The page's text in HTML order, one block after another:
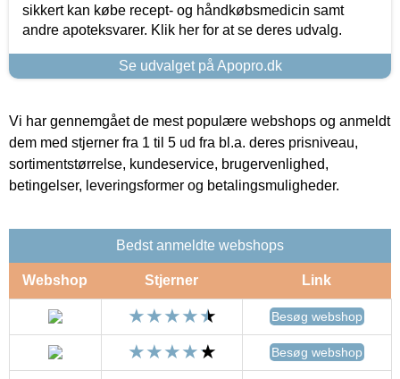
sikkert kan købe recept- og håndkøbsmedicin samt
andre apoteksvarer. Klik her for at se deres udvalg.
Se udvalget på Apopro.dk
Vi har gennemgået de mest populære webshops og anmeldt
dem med stjerner fra 1 til 5 ud fra bl.a. deres prisniveau,
sortimentstørrelse, kundeservice, brugervenlighed,
betingelser, leveringsformer og betalingsmuligheder.
Bedst anmeldte webshops
Webshop Stjerner Link
Besøg webshop
Besøg webshop